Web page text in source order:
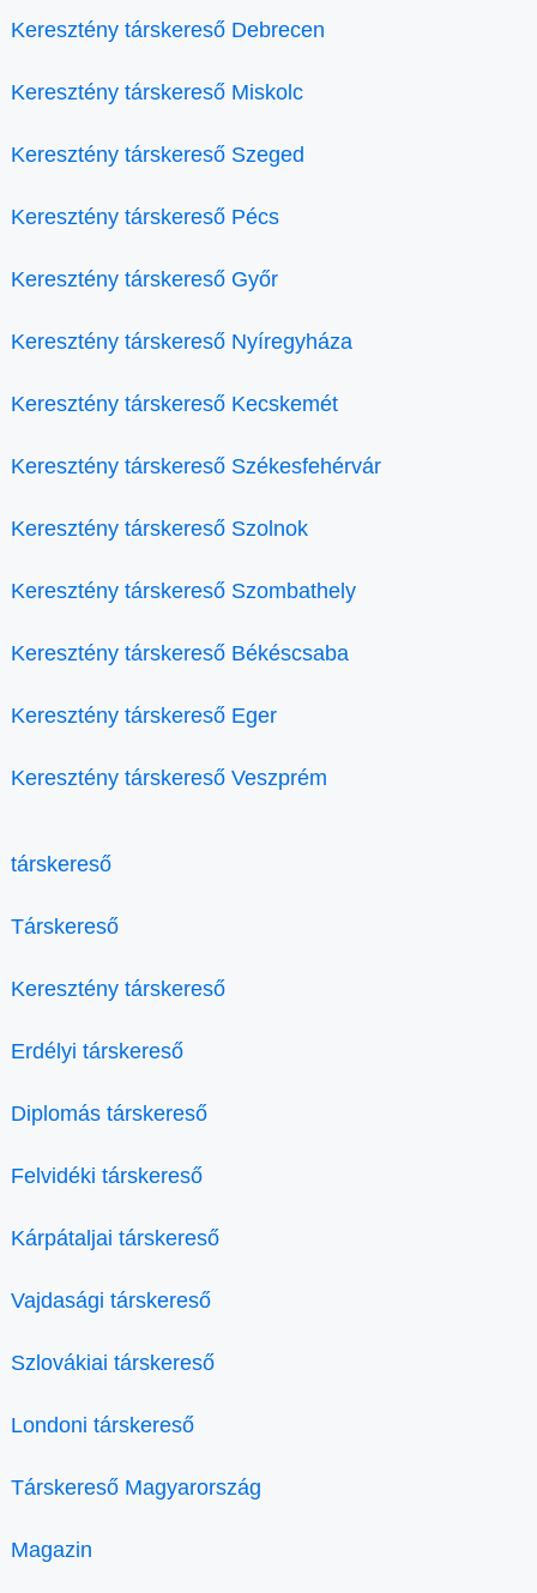
Keresztény társkereső Debrecen
Keresztény társkereső Miskolc
Keresztény társkereső Szeged
Keresztény társkereső Pécs
Keresztény társkereső Győr
Keresztény társkereső Nyíregyháza
Keresztény társkereső Kecskemét
Keresztény társkereső Székesfehérvár
Keresztény társkereső Szolnok
Keresztény társkereső Szombathely
Keresztény társkereső Békéscsaba
Keresztény társkereső Eger
Keresztény társkereső Veszprém
társkereső
Társkereső
Keresztény társkereső
Erdélyi társkereső
Diplomás társkereső
Felvidéki társkereső
Kárpátaljai társkereső
Vajdasági társkereső
Szlovákiai társkereső
Londoni társkereső
Társkereső Magyarország
Magazin